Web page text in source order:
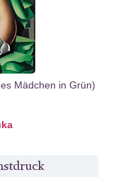
Mädchen in Grün)